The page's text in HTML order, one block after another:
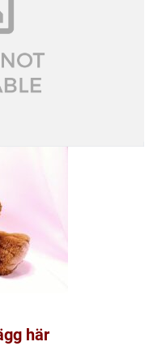
här